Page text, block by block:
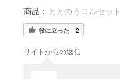
商品： ととのうコルセット
役に立った 2
サイトからの返信